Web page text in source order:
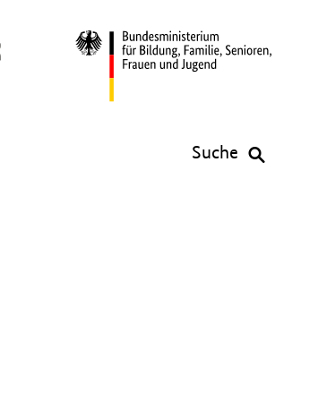
Suche